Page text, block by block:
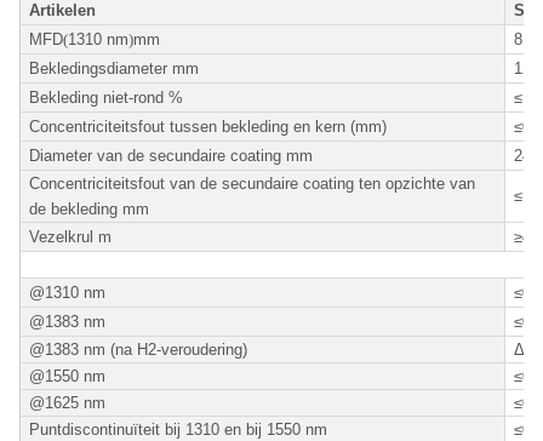
Artikelen
MFD(1310 nm)mm
Bekledingsdiameter mm
Bekleding niet-rond %
≤1,0
Concentriciteitsfout tussen bekleding en kern (mm)
≤0,5
Diameter van de secundaire coating mm
Concentriciteitsfout van de secundaire coating ten opzichte van
de bekleding mm
Vezelkrul m ≥4,0
@1310 nm
@1383 nm
@1383 nm (na H2-veroudering)
@1550 nm
@1625 nm
Puntdiscontinuïteit bij 1310 en bij 1550 nm